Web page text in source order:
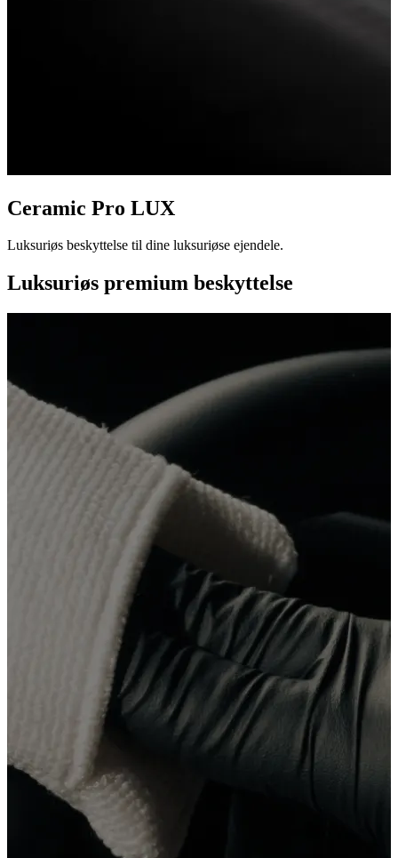
Ceramic Pro LUX
Luksuriøs beskyttelse til dine luksuriøse ejendele.
Luksuriøs premium beskyttelse